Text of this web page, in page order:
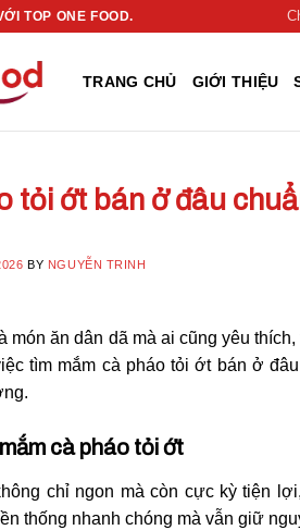
TOP ONE FOOD.
TRANG CHỦ GIỚI THIỆU
tỏi ớt bán ở đâu
BY NGUYỄN TRINH
món ăn dân dã mà ai cũng yêu
tìm mắm cà pháo tỏi ớt bán ở
cà pháo tỏi ớt
chỉ ngon mà còn cực kỳ tiện
thống nhanh chóng mà vẫn giữ